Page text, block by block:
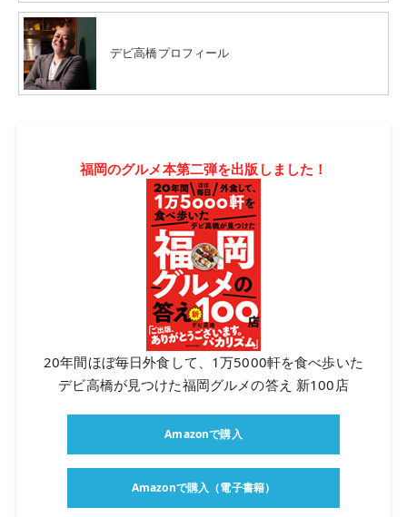
デビ高橋プロフィール
福岡のグルメ本第二弾を出版しました！
20年間ほぼ毎日外食して、1万5000軒を食べ歩いた
デビ高橋が見つけた福岡グルメの答え 新100店
Amazonで購入
Amazonで購入（電子書籍）